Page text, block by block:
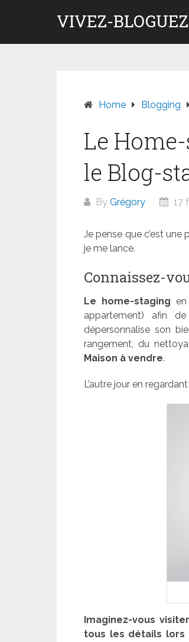
VIVEZ-BLOGUEZ
Home Blogging
Le
le Blog-
By Grégory 17
Je pense que c’est une
je me lance.
Connaissez-
Le home-staging
appartement) afin
dépersonnalise son
rangement, du
Maison à vendre.
L’autre jour en
Imaginez-vous
tous les détails lors